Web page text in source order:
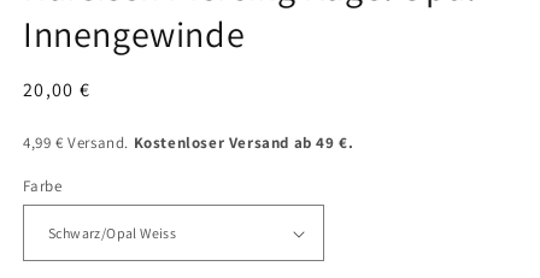
Innengewinde
Normaler
20,00 €
4,99 € Versand. Kostenloser Versand ab 49 €.
Farbe